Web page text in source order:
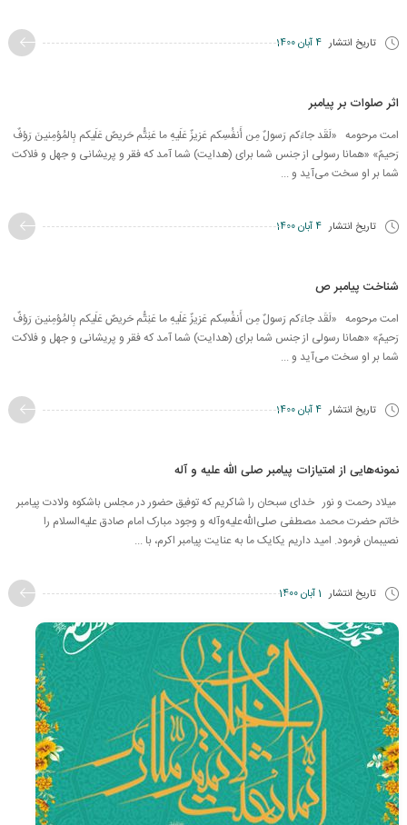
تاریخ انتشار 4 آبان 1400
اثر صلوات بر پیامبر
امت مرحومه «لَقَد جاءَکم رَسولٌ مِن أَنفُسِکم عَزيزٌ عَلَيهِ ما عَنِتُّم حَريصٌ عَلَيکم بِالمُؤمِنينَ رَؤفٌ
رَحيمٌ» «همانا رسولی از جنس شما برای (هدایت) شما آمد که فقر و پریشانی و جهل و فلاکت
شما بر او سخت می‌آید و ...
تاریخ انتشار 4 آبان 1400
شناخت پیامبر ص
امت مرحومه «لَقَد جاءَکم رَسولٌ مِن أَنفُسِکم عَزيزٌ عَلَيهِ ما عَنِتُّم حَريصٌ عَلَيکم بِالمُؤمِنينَ رَؤفٌ
رَحيمٌ» «همانا رسولی از جنس شما برای (هدایت) شما آمد که فقر و پریشانی و جهل و فلاکت
شما بر او سخت می‌آید و ...
تاریخ انتشار 4 آبان 1400
نمونه‌هایی از امتیازات پیامبر صلی الله علیه و آله
میلاد رحمت و نور خدای سبحان را شاکریم که توفیق حضور در مجلس باشکوه ولادت پیامبر
خاتم حضرت محمد مصطفی صلی‌الله‌علیه‌وآله و وجود مبارک امام صادق علیه‌السلام را
نصیبمان فرمود. امید داریم یکایک ما به عنایت پیامبر اکرم، با ...
تاریخ انتشار 1 آبان 1400